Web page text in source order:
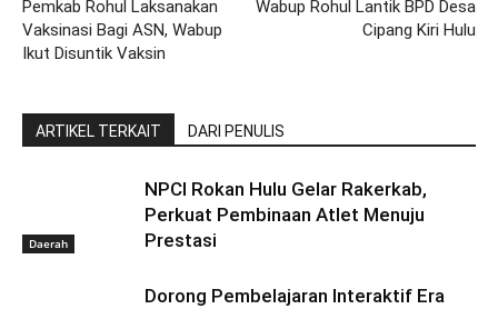
Pemkab Rohul Laksanakan
Vaksinasi Bagi ASN, Wabup
Ikut Disuntik Vaksin
Wabup Rohul Lantik BPD Desa
Cipang Kiri Hulu
ARTIKEL TERKAIT DARI PENULIS
Daerah
NPCI Rokan Hulu Gelar Rakerkab,
Perkuat Pembinaan Atlet Menuju
Prestasi
Dorong Pembelajaran Interaktif Era